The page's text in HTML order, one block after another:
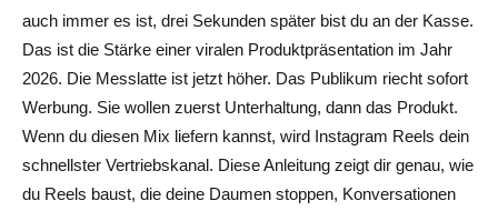
Häufig gestellte Fragen zur Produktpräsentation von Viral
Instagram Reels
Wie lang sollten meine Produktpräsentationsrollen 2026
Sollte ich Trendaudio oder Originalton verwenden?
auch immer es ist, drei Sekunden später bist du an der Kasse.
Das ist die Stärke einer viralen Produktpräsentation im Jahr
2026. Die Messlatte ist jetzt höher. Das Publikum riecht sofort
Werbung. Sie wollen zuerst Unterhaltung, dann das Produkt.
Wenn du diesen Mix liefern kannst, wird Instagram Reels dein
schnellster Vertriebskanal. Diese Anleitung zeigt dir genau, wie
du Reels baust, die deine Daumen stoppen, Konversationen